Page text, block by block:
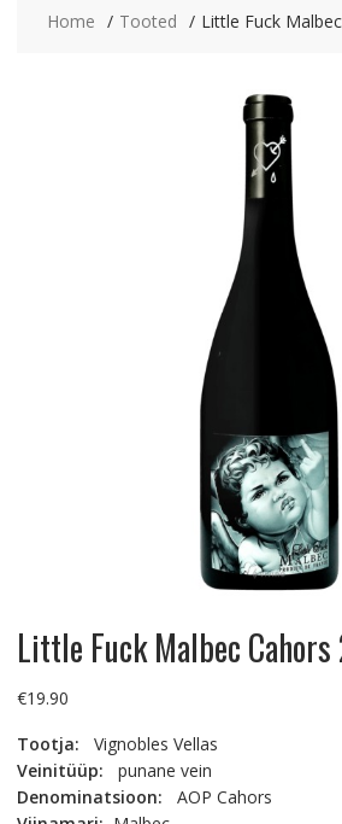
Home Tooted Little Fuck
Little Fuck Malbec
€19.90
Tootja: Vignobles Vellas
Veinitüüp: punane vein
Denominatsioon: AOP Cahors